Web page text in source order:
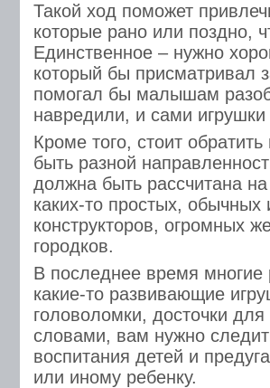
Такой ход поможет
которые рано или поздно,
Единственное – нужно
который бы присматривал
помогал бы малышам
навредили, и сами игрушки
Кроме того, стоит
быть разной
должна быть рассчитана
каких-то простых,
конструкторов, огромных
городков.
В последнее время многие
какие-то развивающие
головоломки, досточки
словами, вам нужно
воспитания детей и
или иному ребенку.